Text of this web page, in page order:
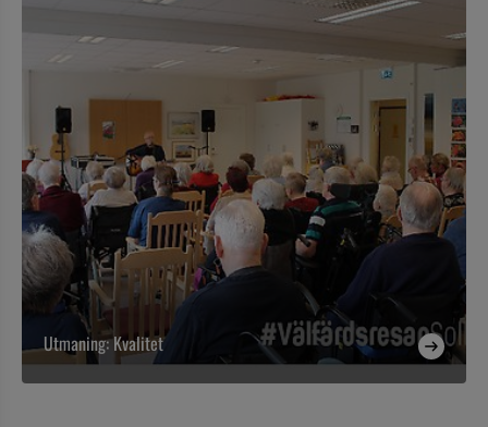
Utmaning: Kvalitet